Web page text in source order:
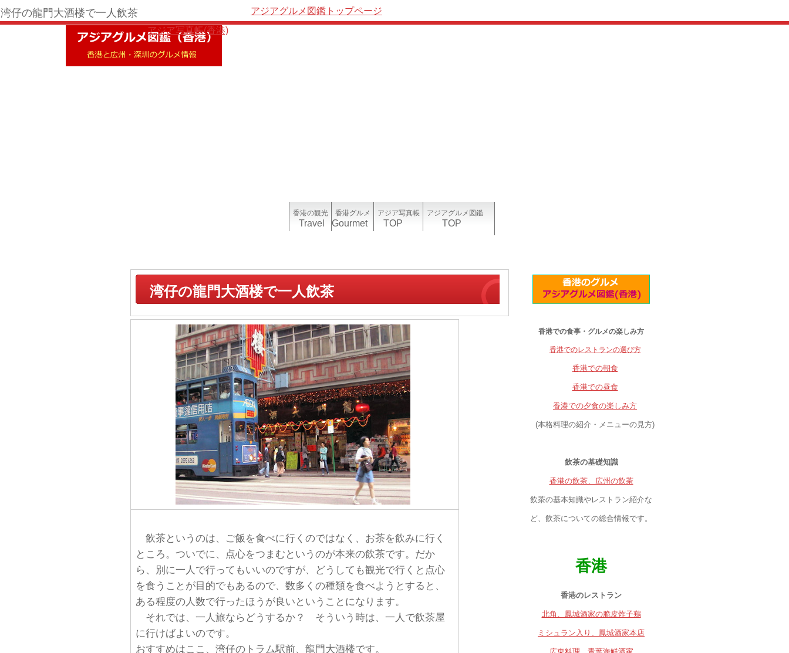
湾仔の龍門大酒楼で一人飲茶
アジア写真帳(香港)
アジアグルメ図鑑トップページ
湾仔の龍門大酒楼で一人飲茶
飲茶というのは、ご飯を食べに行くのではなく、お茶を飲みに行く
ところ。ついでに、点心をつまむというのが本来の飲茶です。だか
ら、別に一人で行ってもいいのですが、どうしても観光で行くと点心
を食うことが目的でもあるので、数多くの種類を食べようとすると、
ある程度の人数で行ったほうが良いということになります。
それでは、一人旅ならどうするか？ そういう時は、一人で飲茶屋
に行けばよいのです。
おすすめはここ、湾仔のトラム駅前、龍門大酒楼です。
ナビーション
香港の観光
Travel
香港グルメ
Gourmet
アジア写真帳
TOP
アジアグルメ図鑑
TOP
香港での食事・グルメの楽しみ方
香港でのレストランの選び方
香港での朝食
香港での昼食
香港での夕食の楽しみ方
(本格料理の紹介・メニューの見方)
飲茶の基礎知識
香港の飲茶、広州の飲茶
飲茶の基本知識やレストラン紹介な
ど、飲茶についての総合情報です。
香港
香港のレストラン
北角、鳳城酒家の脆皮炸子鶏
ミシュラン入り、鳳城酒家本店